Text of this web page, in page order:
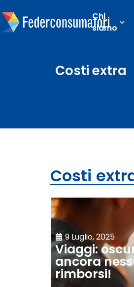
Chi
siamo
Costi extra
Costi
9 Luglio, 2025
Viaggi:
ancora
rimborsi!